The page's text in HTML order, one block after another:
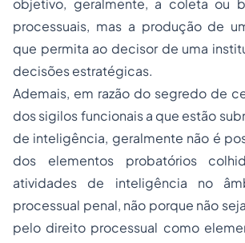
objetivo, geralmente, a coleta ou
processuais, mas a produção de
que permita ao decisor de uma
decisões estratégicas.
Ademais, em razão do segredo de
dos sigilos funcionais a que estão
de inteligência, geralmente não é
dos elementos probatórios
atividades de inteligência no
processual penal, não porque não
pelo direito processual como